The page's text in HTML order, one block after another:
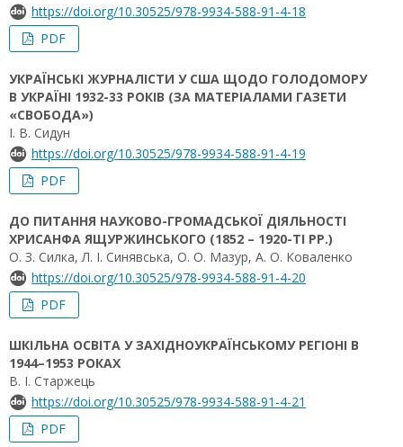
https://doi.org/10.30525/978-9934-588-91-4-18
PDF
УКРАЇНСЬКІ ЖУРНАЛІСТИ У США ЩОДО ГОЛОДОМОРУ
В УКРАЇНІ 1932-33 РОКІВ (ЗА МАТЕРІАЛАМИ ГАЗЕТИ
«СВОБОДА»)
І. В. Сидун
https://doi.org/10.30525/978-9934-588-91-4-19
PDF
ДО ПИТАННЯ НАУКОВО-ГРОМАДСЬКОЇ ДІЯЛЬНОСТІ
ХРИСАНФА ЯЩУРЖИНСЬКОГО (1852 – 1920-ТІ РР.)
О. З. Силка, Л. І. Синявська, О. О. Мазур, А. О. Коваленко
https://doi.org/10.30525/978-9934-588-91-4-20
PDF
ШКІЛЬНА ОСВІТА У ЗАХІДНОУКРАЇНСЬКОМУ РЕГІОНІ В
1944–1953 РОКАХ
В. І. Старжець
https://doi.org/10.30525/978-9934-588-91-4-21
PDF